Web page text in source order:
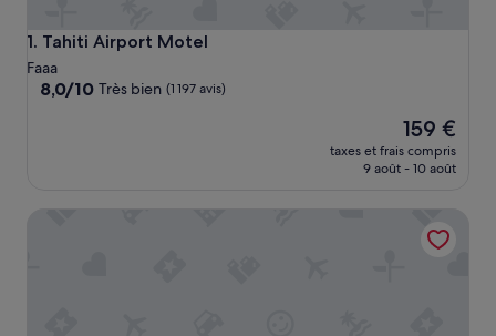
1. Tahiti Airport Motel
Tahiti Airport Motel
Faaa
8.0
8,0/10 Très bien (1 197 avis)
Le
nouveau
prix
159 €
159 €
taxes et frais compris
9 août - 10 août